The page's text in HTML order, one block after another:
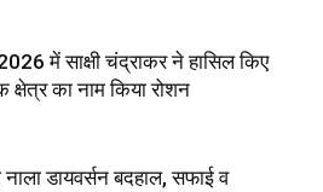
में साक्षी चंद्राकर ने हासिल किए
का नाम किया रोशन
डायवर्सन बदहाल, सफाई व